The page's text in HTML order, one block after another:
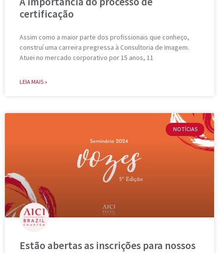
certificação
Assim como a maior parte dos profissionais que conheço,
construí uma carreira pregressa à Consultoria de Imagem.
Atuei no mercado corporativo por 15 anos, 11
LEIA MAIS »
NOTÍCIAS
Estão abertas as inscrições para nossos